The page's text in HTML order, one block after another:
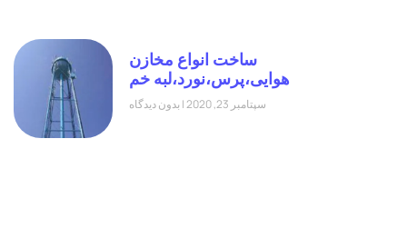
ساخت انواع مخازن
هوایی،پرس،نورد،لبه خم
سپتامبر 23, 2020 بدون دیدگاه